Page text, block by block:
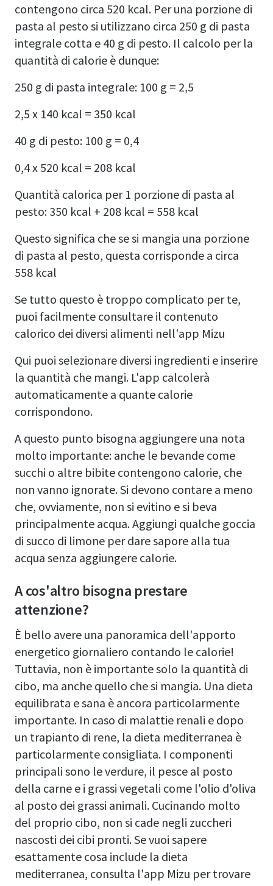
contengono circa 520 kcal. Per una porzione di
pasta al pesto si utilizzano circa 250 g di pasta
integrale cotta e 40 g di pesto. Il calcolo per la
quantità di calorie è dunque:
250 g di pasta integrale: 100 g = 2,5
2,5 x 140 kcal = 350 kcal
40 g di pesto: 100 g = 0,4
0,4 x 520 kcal = 208 kcal
Quantità calorica per 1 porzione di pasta al
pesto: 350 kcal + 208 kcal = 558 kcal
Questo significa che se si mangia una porzione
di pasta al pesto, questa corrisponde a circa
558 kcal
Se tutto questo è troppo complicato per te,
puoi facilmente consultare il contenuto
calorico dei diversi alimenti nell'app Mizu
Qui puoi selezionare diversi ingredienti e inserire
la quantità che mangi. L'app calcolerà
automaticamente a quante calorie
corrispondono.
A questo punto bisogna aggiungere una nota
molto importante: anche le bevande come
succhi o altre bibite contengono calorie, che
non vanno ignorate. Si devono contare a meno
che, ovviamente, non si evitino e si beva
principalmente acqua. Aggiungi qualche goccia
di succo di limone per dare sapore alla tua
acqua senza aggiungere calorie.
A cos'altro bisogna prestare
attenzione?
È bello avere una panoramica dell'apporto
energetico giornaliero contando le calorie!
Tuttavia, non è importante solo la quantità di
cibo, ma anche quello che si mangia. Una dieta
equilibrata e sana è ancora particolarmente
importante. In caso di malattie renali e dopo
un trapianto di rene, la dieta mediterranea è
particolarmente consigliata. I componenti
principali sono le verdure, il pesce al posto
della carne e i grassi vegetali come l'olio d'oliva
al posto dei grassi animali. Cucinando molto
del proprio cibo, non si cade negli zuccheri
nascosti dei cibi pronti. Se vuoi sapere
esattamente cosa include la dieta
mediterranea, consulta l'app Mizu per trovare